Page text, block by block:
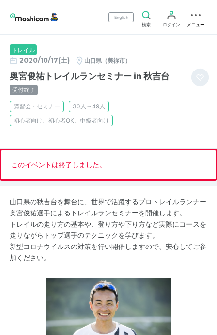
English
検索
ログイン メニュー
トレイル
2020/10/17(土) 山口県（美祢市）
奥宮俊祐トレイルランセミナー in 秋吉台
受付終了
講習会・セミナー
30人～49人
初心者向け、初心者OK、中級者向け
このイベントは終了しました。
山口県の秋吉台を舞台に、世界で活躍するプロトレイルランナー
奥宮俊祐選手によるトレイルランセミナーを開催します。
トレイルの走り方の基本や、登り方や下り方など実際にコースを
走りながらトップ選手のテクニックを学びます。
新型コロナウイルスの対策を行い開催しますので、安心してご参
加ください。